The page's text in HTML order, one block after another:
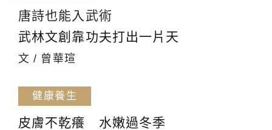
唐詩也能入武術
武林文創靠功夫打出一片天
文 / 曾華瑄
健康養生
皮膚不乾癢 水嫩過冬季